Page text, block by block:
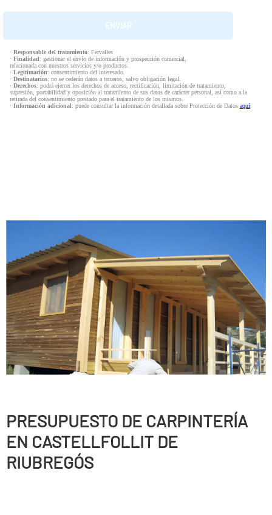
· Responsable del tratamiento: Fervalles
· Finalidad: gestionar el envío de información y prospección comercial,
relacionada con nuestros servicios y/o productos.
· Legitimación: consentimiento del interesado.
· Destinatarios: no se cederán datos a terceros, salvo obligación legal.
· Derechos: podrá ejercer los derechos de acceso, rectificación, limitación de tratamiento,
supresión, portabilidad y oposición al tratamiento de sus datos de carácter personal, así como a la
retirada del consentimiento prestado para el tratamiento de los mismos.
· Información adicional: puede consultar la información detallada sobre Protección de Datos aquí.
PRESUPUESTO DE CARPINTERÍ­A
EN CASTELLFOLLIT DE
RIUBREGÓS